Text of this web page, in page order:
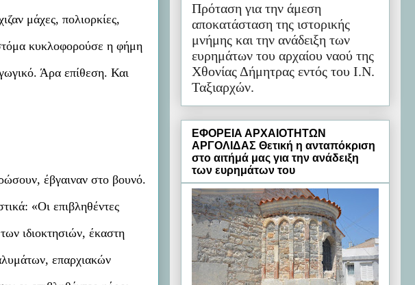
μάχες, πολιορκίες,
κυκλοφορούσε η φήμη
Άρα επίθεση. Και
έβγαιναν στο βουνό.
«Οι επιβληθέντες
ιδιοκτησιών, έκαστη
επαρχιακών
Πρόταση για την άμεση
αποκατάσταση της ιστορικής
μνήμης και την ανάδειξη των
ευρημάτων του αρχαίου ναού της
Χθονίας Δήμητρας εντός του Ι.Ν.
Ταξιαρχών.
ΕΦΟΡΕΙΑ ΑΡΧΑΙΟΤΗΤΩΝ
ΑΡΓΟΛΙΔΑΣ Θετική η ανταπόκριση
στο αιτήμά μας για την ανάδειξη
των ευρημάτων του